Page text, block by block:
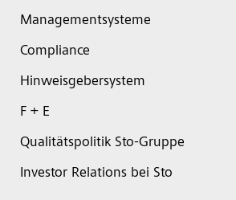
Managementsysteme
Compliance
Hinweisgebersystem
F + E
Qualitätspolitik Sto-Gruppe
Investor Relations bei Sto